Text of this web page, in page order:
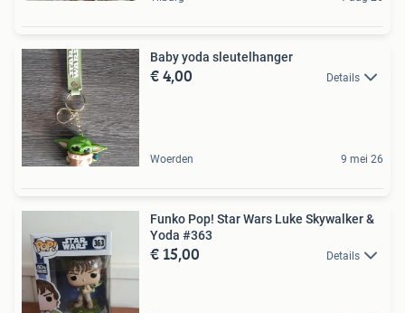
Baby yoda sleutelhanger
€ 4,00 Details
Woerden 9 mei 26
Funko Pop! Star Wars Luke Skywalker &
Yoda #363
€ 15,00 Details